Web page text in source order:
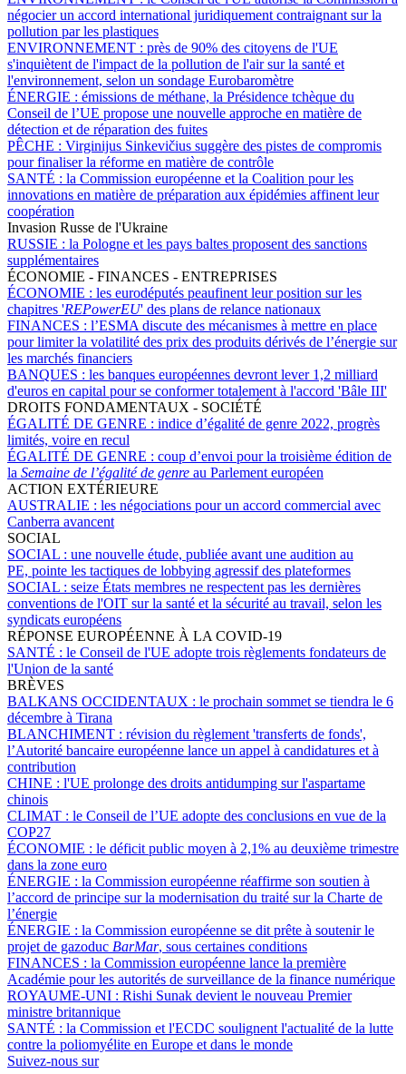
négocier un accord international juridiquement contraignant sur la
pollution par les plastiques
ENVIRONNEMENT : près de 90% des citoyens de l'UE
s'inquiètent de l'impact de la pollution de l'air sur la santé et
l'environnement, selon un sondage Eurobaromètre
ÉNERGIE : émissions de méthane, la Présidence tchèque du
Conseil de l’UE propose une nouvelle approche en matière de
détection et de réparation des fuites
PÊCHE : Virginijus Sinkevičius suggère des pistes de compromis
pour finaliser la réforme en matière de contrôle
SANTÉ : la Commission européenne et la Coalition pour les
innovations en matière de préparation aux épidémies affinent leur
coopération
Invasion Russe de l'Ukraine
RUSSIE : la Pologne et les pays baltes proposent des sanctions
supplémentaires
ÉCONOMIE - FINANCES - ENTREPRISES
ÉCONOMIE : les eurodéputés peaufinent leur position sur les
chapitres 'REPowerEU' des plans de relance nationaux
FINANCES : l’ESMA discute des mécanismes à mettre en place
pour limiter la volatilité des prix des produits dérivés de l’énergie sur
les marchés financiers
BANQUES : les banques européennes devront lever 1,2 milliard
d'euros en capital pour se conformer totalement à l'accord 'Bâle III'
DROITS FONDAMENTAUX - SOCIÉTÉ
ÉGALITÉ DE GENRE : indice d’égalité de genre 2022, progrès
limités, voire en recul
ÉGALITÉ DE GENRE : coup d’envoi pour la troisième édition de
la Semaine de l’égalité de genre au Parlement européen
ACTION EXTÉRIEURE
AUSTRALIE : les négociations pour un accord commercial avec
Canberra avancent
SOCIAL
SOCIAL : une nouvelle étude, publiée avant une audition au
PE, pointe les tactiques de lobbying agressif des plateformes
SOCIAL : seize États membres ne respectent pas les dernières
conventions de l'OIT sur la santé et la sécurité au travail, selon les
syndicats européens
RÉPONSE EUROPÉENNE À LA COVID-19
SANTÉ : le Conseil de l'UE adopte trois règlements fondateurs de
l'Union de la santé
BRÈVES
BALKANS OCCIDENTAUX : le prochain sommet se tiendra le 6
décembre à Tirana
BLANCHIMENT : révision du règlement 'transferts de fonds',
l’Autorité bancaire européenne lance un appel à candidatures et à
contribution
CHINE : l'UE prolonge des droits antidumping sur l'aspartame
chinois
CLIMAT : le Conseil de l’UE adopte des conclusions en vue de la
COP27
ÉCONOMIE : le déficit public moyen à 2,1% au deuxième trimestre
dans la zone euro
ÉNERGIE : la Commission européenne réaffirme son soutien à
l’accord de principe sur la modernisation du traité sur la Charte de
l’énergie
ÉNERGIE : la Commission européenne se dit prête à soutenir le
projet de gazoduc BarMar, sous certaines conditions
FINANCES : la Commission européenne lance la première
Académie pour les autorités de surveillance de la finance numérique
ROYAUME-UNI : Rishi Sunak devient le nouveau Premier
ministre britannique
SANTÉ : la Commission et l'ECDC soulignent l'actualité de la lutte
contre la poliomyélite en Europe et dans le monde
Suivez-nous sur